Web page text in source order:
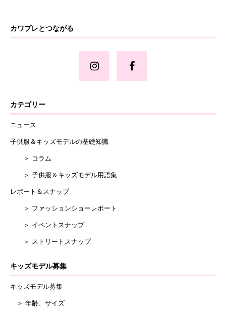
カワプレとつながる
カテゴリー
ニュース
子供服＆キッズモデルの基礎知識
＞ コラム
＞ 子供服＆キッズモデル用語集
レポート＆スナップ
＞ ファッションショーレポート
＞ イベントスナップ
＞ ストリートスナップ
キッズモデル募集
キッズモデル募集
＞ 年齢、サイズ